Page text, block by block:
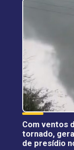
Com ventos
tornado,
de presídio